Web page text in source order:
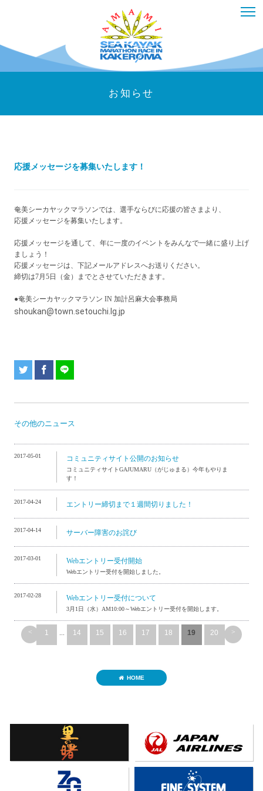
お知らせ
応援メッセージを募集いたします！
奄美シーカヤックマラソンでは、選手ならびに応援の皆さまより、
応援メッセージを募集いたします。
応援メッセージを通して、年に一度のイベントをみんなで一緒に盛り上げ
ましょう！
応援メッセージは、下記メールアドレスへお送りください。
締切は7月5日（金）までとさせていただきます。
●奄美シーカヤックマラソン IN 加計呂麻大会事務局
shoukan@town.setouchi.lg.jp
その他のニュース
2017-05-01 コミュニティサイト公開のお知らせ
コミュニティサイトGAJUMARU（がじゅまる）今年もやりま
す！
2017-04-24 エントリー締切まで１週間切りました！
2017-04-14 サーバー障害のお詫び
2017-03-01 Webエントリー受付開始
Webエントリー受付を開始しました。
2017-02-28 Webエントリー受付について
3月1日（水）AM10:00～Webエントリー受付を開始します。
< 1 ... 14 15 16 17 18 19 20 >
HOME